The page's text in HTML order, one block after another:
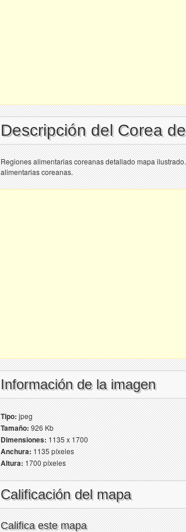
Descripción del Corea
Regiones alimentarias coreanas detallado mapa
alimentarias coreanas.
Información de la imagen
Tipo:jpeg
Tamaño:926 Kb
Dimensiones:1135 x 1700
Anchura:1135 píxeles
Altura:1700 píxeles
Calificación del mapa
Califica este mapa